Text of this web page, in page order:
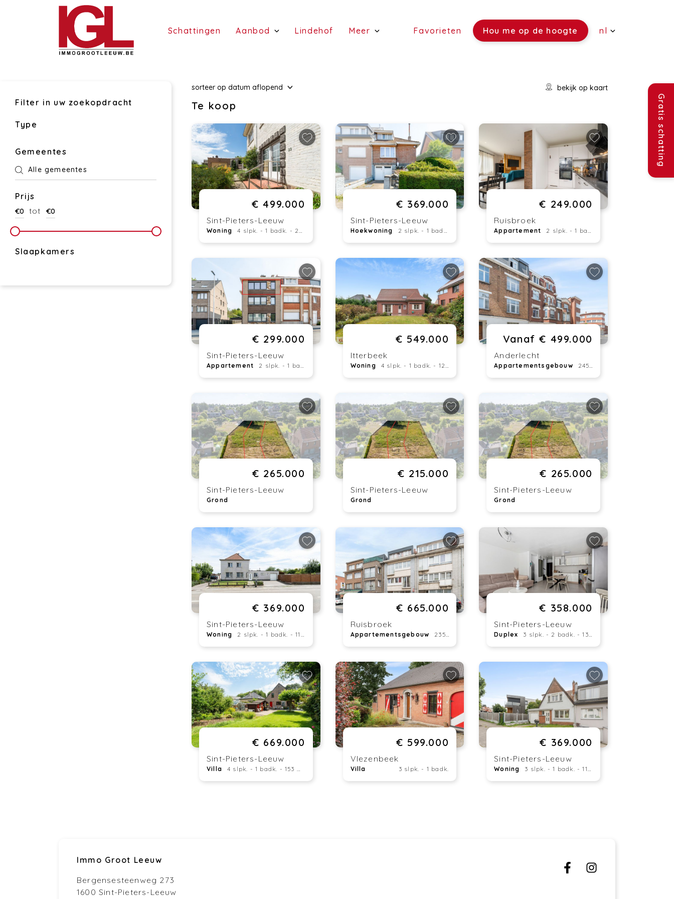
Schattingen (Schattingen)
Aanbod (Aanbod)Lindehof (Lindehof)
Meer
(Verzekeringen)
(Vacatures)
Favorieten Hou me op de hoogte nl
Filter in uw zoekopdracht
Type
Gemeentes
Alle gemeentes
Prijs
€0 tot €0
Slaapkamers
sorteer op datum aflopend bekijk op kaart
Te koop
€ 499.000
Sint-Pieters-Leeuw
Woning 4 slpk. - 1 badk. - 220 m²
€ 369.000
Sint-Pieters-Leeuw
Hoekwoning 2 slpk. - 1 badk. - 106 m²
€ 249.000
Ruisbroek
Appartement 2 slpk. - 1 badk. - 91 m²
€ 299.000
Sint-Pieters-Leeuw
Appartement
€ 549.000
Itterbeek
Woning
Vanaf € 499.000
Anderlecht
Appartementsgebouw
€ 265.000
Sint-Pieters-Leeuw
Grond
€ 215.000
Sint-Pieters-Leeuw
Grond
€ 265.000
Sint-Pieters-Leeuw
Grond
€ 369.000
Sint-Pieters-Leeuw
Woning
€ 665.000
Ruisbroek
Appartementsgebouw
€ 358.000
Sint-Pieters-Leeuw
Duplex
€ 669.000
Sint-Pieters-Leeuw
Villa
€ 599.000
Vlezenbeek
Villa 3 slpk. - 1 badk.
€ 369.000
Sint-Pieters-Leeuw
Woning
Immo Groot Leeuw
Bergensesteenweg 273
1600 Sint-Pieters-Leeuw
Gratis schatting